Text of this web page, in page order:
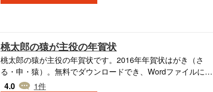
桃太郎の猿が主役の年賀状
桃太郎の猿が主役の年賀状です。2016年年賀状はがき（さ
る・申・猿）。無料でダウンロードでき、Wordファイルにな
っているためそのまま印刷できます。
4.0 1件